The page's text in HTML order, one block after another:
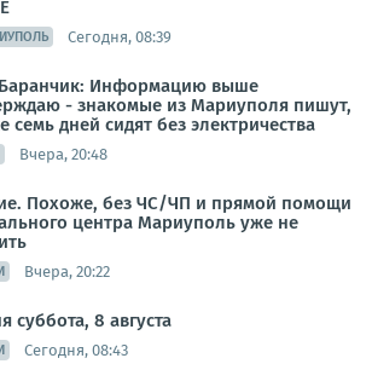
Сегодня, 08:39
Информацию выше
- знакомые из Мариуполя пишут,
семь дней сидят без электричества
Вчера, 20:48
Похоже, без ЧС/ЧП и прямой помощи
центра Мариуполь уже не
Вчера, 20:22
суббота, 8 августа
Сегодня, 08:43